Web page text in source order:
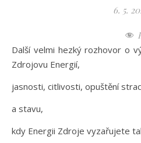
6. 5.
Další velmi hezký rozhovor o výživě, vědomém spojení se
Zdrojovu Energií,
jasnosti, citlivosti, opuštění
a stavu,
kdy Energii Zdroje vyzařujete